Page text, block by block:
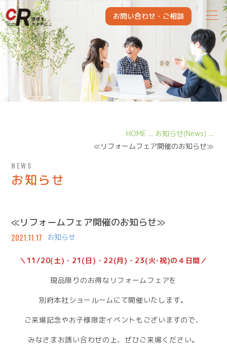
CITY KAIHATSU REFORM
お問い合わせ・ ご相談
HOME
お知らせ(News)
≪リフォームフェア開催のお知らせ≫
NEWS
お知らせ
≪リフォームフェア開催のお知らせ≫
2021.11.17 お知らせ
＼ 11/20(土)・21(日)・22(月)・23(火･祝)の４日間 ／
現品限りのお得なリフォームフェアを
別府本社ショールームにて開催いたします。
ご来場記念やお子様限定イベントもございますので、
みなさまお誘い合わせの上、ぜひご来場ください。